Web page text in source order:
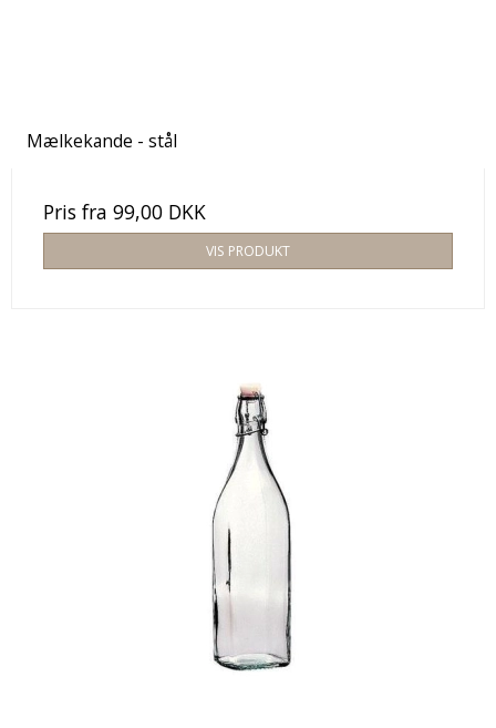
Mælkekande - stål
Pris fra 99,00 DKK
VIS PRODUKT